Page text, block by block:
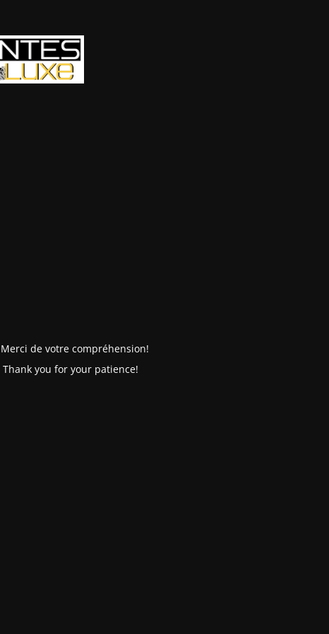
de votre compréhension!
you for your patience!